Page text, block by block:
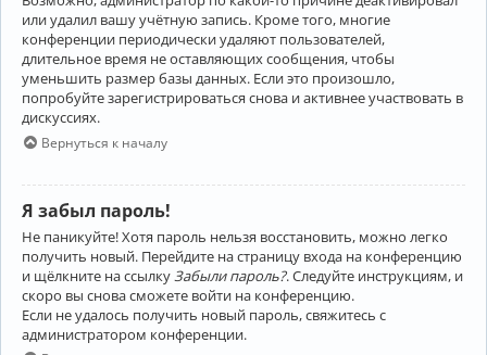
или удалил вашу учётную запись. Кроме того, многие
конференции периодически удаляют пользователей,
длительное время не оставляющих сообщения, чтобы
уменьшить размер базы данных. Если это произошло,
попробуйте зарегистрироваться снова и активнее участвовать в
дискуссиях.
Вернуться к началу
Я забыл пароль!
Не паникуйте! Хотя пароль нельзя восстановить, можно легко
получить новый. Перейдите на страницу входа на конференцию
и щёлкните на ссылку Забыли пароль?. Следуйте инструкциям, и
скоро вы снова сможете войти на конференцию.
Если не удалось получить новый пароль, свяжитесь с
администратором конференции.